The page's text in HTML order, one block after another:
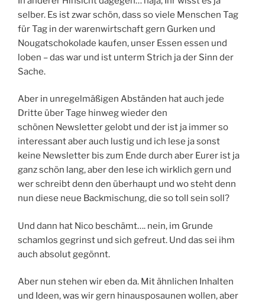
selber. Es ist zwar schön, dass so viele Menschen Tag
für Tag in der warenwirtschaft gern Gurken und
Nougatschokolade kaufen, unser Essen essen und
loben – das war und ist unterm Strich ja der Sinn der
Sache.
Aber in unregelmäßigen Abständen hat auch jede
Dritte über Tage hinweg wieder den
schönen Newsletter gelobt und der ist ja immer so
interessant aber auch lustig und ich lese ja sonst
keine Newsletter bis zum Ende durch aber Eurer ist ja
ganz schön lang, aber den lese ich wirklich gern und
wer schreibt denn den überhaupt und wo steht denn
nun diese neue Backmischung, die so toll sein soll?
Und dann hat Nico beschämt…. nein, im Grunde
schamlos gegrinst und sich gefreut. Und das sei ihm
auch absolut gegönnt.
Aber nun stehen wir eben da. Mit ähnlichen Inhalten
und Ideen, was wir gern hinausposaunen wollen, aber